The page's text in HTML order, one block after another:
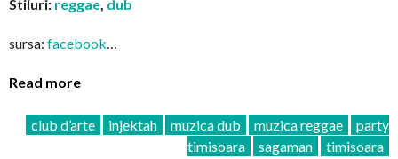
Stiluri: reggae, dub
sursa: facebook…
Read more
club d’arte injektah muzica dub muzica reggae
party
timisoara
sagaman timisoara